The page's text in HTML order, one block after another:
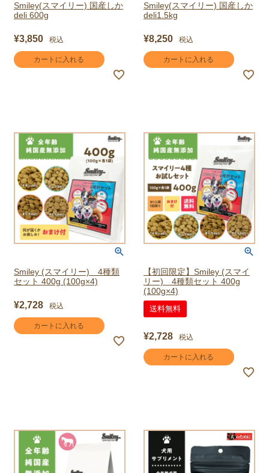
Smiley(スマイリー) 国産しか
deli 600g
¥3,850 税込
カートに入れる
Smiley(スマイリー) 国産しか
deli1.5kg
¥8,250 税込
カートに入れる
Smiley (スマイリー) 4種類
セット 400g (100g×4)
¥2,728 税込
カートに入れる
【初回限定】Smiley (スマイ
リー) 4種類セット 400g
(100g×4)
送料無料
¥2,728 税込
カートに入れる